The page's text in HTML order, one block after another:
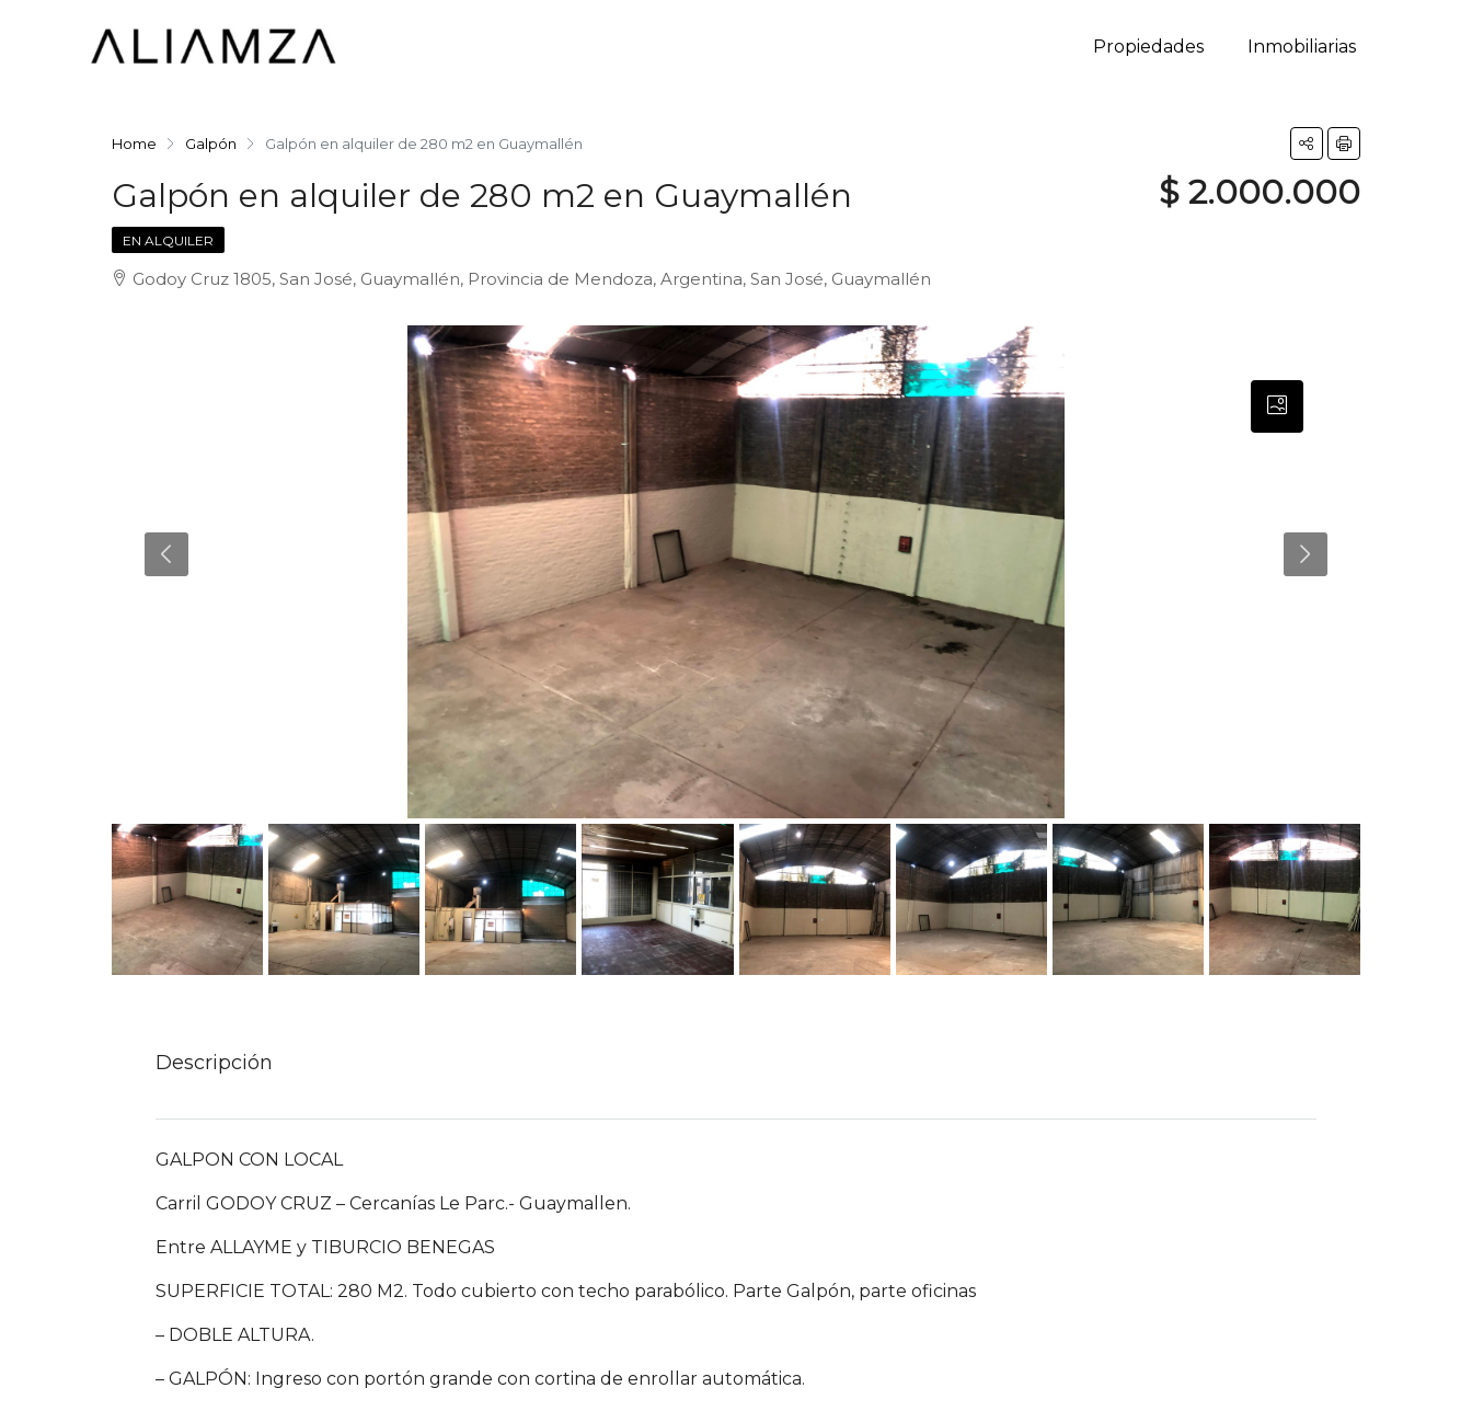
Propiedades Inmobiliarias
Home Galpón Galpón en alquiler de 280 m2 en Guaymallén
Galpón en alquiler de 280 m2 en Guaymallén $ 2.000.000
EN ALQUILER
Godoy Cruz 1805, San José, Guaymallén, Provincia de Mendoza, Argentina, San José, Guaymallén
Descripción
GALPON CON LOCAL
Carril GODOY CRUZ – Cercanías Le Parc.- Guaymallen.
Entre ALLAYME y TIBURCIO BENEGAS
SUPERFICIE TOTAL: 280 M2. Todo cubierto con techo parabólico. Parte Galpón, parte oficinas
– DOBLE ALTURA.
– GALPÓN: Ingreso con portón grande con cortina de enrollar automática.